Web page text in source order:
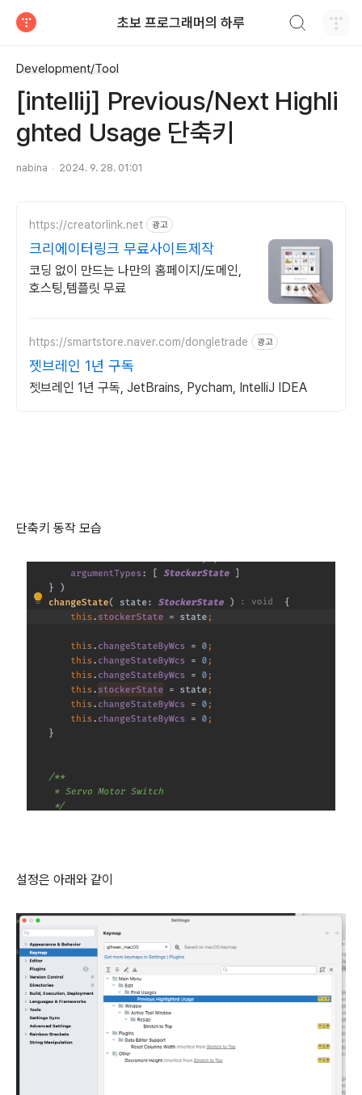
초보 프로그래머의 하루
Development/Tool
[intellij] Previous/Next Highli
ghted Usage 단축키
nabina 2024. 9. 28. 01:01
https://creatorlink.net 광고
크리에이터링크 무료사이트제작
코딩 없이 만드는 나만의 홈페이지/도메인,
호스팅,템플릿 무료
https://smartstore.naver.com/dongletrade 광고
젯브레인 1년 구독
젯브레인 1년 구독, JetBrains, Pycham, IntelliJ IDEA
단축키 동작 모습
설정은 아래와 같이